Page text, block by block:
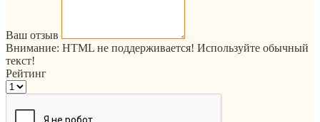
Ваш отзыв
Внимание: HTML не поддерживается! Используйте обычный
текст!
Рейтинг